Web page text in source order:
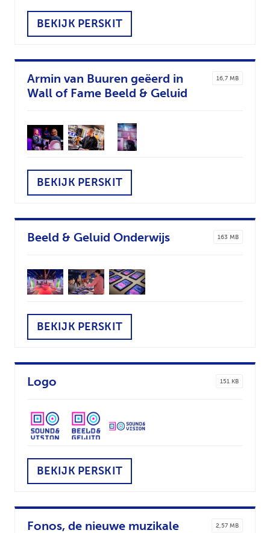
BEKIJK PERSKIT
Armin van Buuren geëerd in
Wall of Fame Beeld & Geluid
16,7 MB
BEKIJK PERSKIT
Beeld & Geluid Onderwijs 163 MB
BEKIJK PERSKIT
Logo 151 KB
BEKIJK PERSKIT
Fonos, de nieuwe muzikale
2,57 MB